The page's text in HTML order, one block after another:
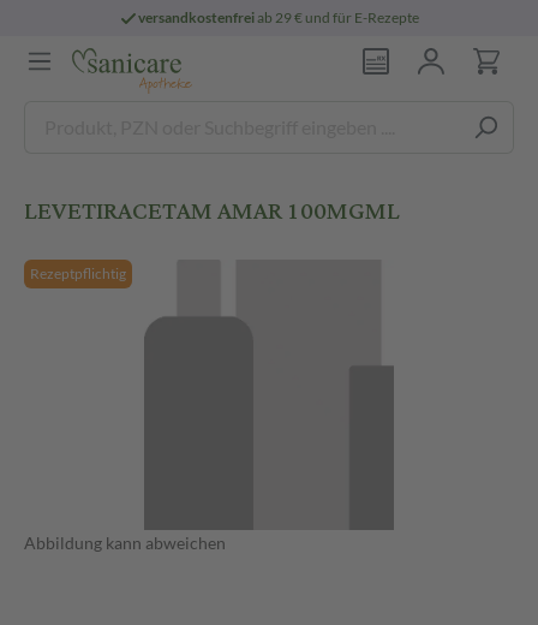
versandkostenfreiab 29 € und für E-Rezepte
LEVETIRACETAM AMAR 100MGML
Rezeptpflichtig
Abbildung kann abweichen